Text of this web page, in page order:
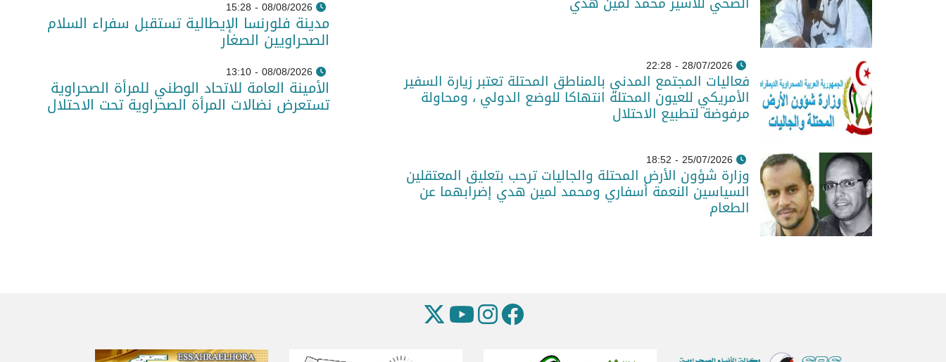
28/07/2026 - 22:28
فعاليات المجتمع المدني بالمناطق المحتلة تعتبر زيارة السفير
الأمريكي للعيون المحتلة انتهاكا للوضع الدولي ، ومحاولة
مرفوضة لتطبيع الاحتلال
25/07/2026 - 18:52
وزارة شؤون الأرض المحتلة والجاليات ترحب بتعليق المعتقلين
السياسين النعمة أسفاري ومحمد لمين هدي إضرابهما عن
الطعام
08/08/2026 - 15:28
مدينة فلورنسا الإيطالية تستقبل سفراء السلام
الصحراويين الصغار
08/08/2026 - 13:10
الأمينة العامة للاتحاد الوطني للمرأة الصحراوية
تستعرض نضالات المرأة الصحراوية تحت الاحتلال